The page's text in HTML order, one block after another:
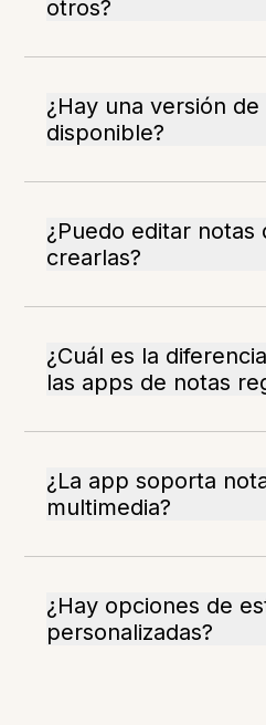
otros?
¿Hay una versión
disponible?
¿Puedo editar notas
crearlas?
¿Cuál es la
las apps de notas
¿La app soporta
multimedia?
¿Hay opciones de
personalizadas?